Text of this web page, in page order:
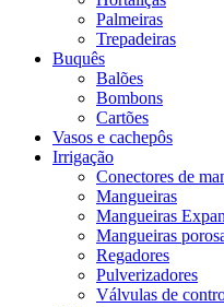
Palmeiras
Trepadeiras
Buquês
Balões
Bombons
Cartões
Vasos e cachepôs
Irrigação
Conectores de
Mangueiras
Mangueiras
Mangueiras
Regadores
Pulverizadores
Válvulas de